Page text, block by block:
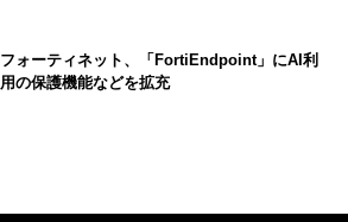
フォーティネット、「FortiEndpoint」にAI利
用の保護機能などを拡充